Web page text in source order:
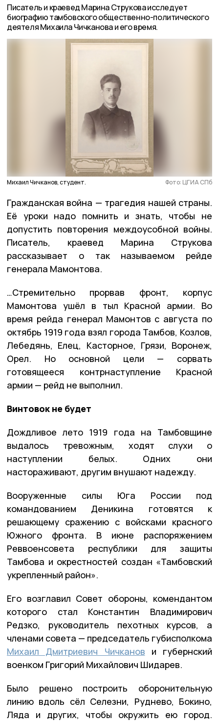
Писатель и краевед Марина Струкова исследует
биографию тамбовского общественно-политического
деятеля Михаила Чичканова и его время.
Михаил Чичканов, студент. Фото: ЦГИА СПб
Гражданская война — трагедия нашей страны.
Её уроки надо помнить и знать, чтобы не
допустить повторения междоусобной войны.
Писатель, краевед Марина Струкова
рассказывает о так называемом рейде
генерала Мамонтова.
…Стремительно прорвав фронт, корпус
Мамонтова ушёл в тыл Красной армии. Во
время рейда генерал Мамонтов с августа по
октябрь 1919 года взял города Тамбов, Козлов,
Лебедянь, Елец, Касторное, Грязи, Воронеж,
Орел. Но основной цели — сорвать
готовящееся контрнаступление Красной
армии — рейд не выполнил.
Винтовок не будет
Дождливое лето 1919 года на Тамбовщине
выдалось тревожным, ходят слухи о
наступлении белых. Одних они
настораживают, другим внушают надежду.
Вооруженные силы Юга России под
командованием Деникина готовятся к
решающему сражению с войсками красного
Южного фронта. В июне распоряжением
Реввоенсовета республики для защиты
Тамбова и окрестностей создан «Тамбовский
укрепленный район».
Его возглавил Совет обороны, комендантом
которого стал Константин Владимирович
Редзко, руководитель пехотных курсов, а
членами совета — председатель губисполкома
Михаил Дмитриевич Чичканов и губернский
военком Григорий Михайлович Шидарев.
Было решено построить оборонительную
линию вдоль сёл Селезни, Руднево, Бокино,
Ляда и других, чтобы окружить ею город.